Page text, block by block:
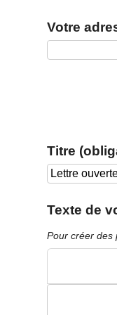
Votre
Titre
Texte de
Pour créer des